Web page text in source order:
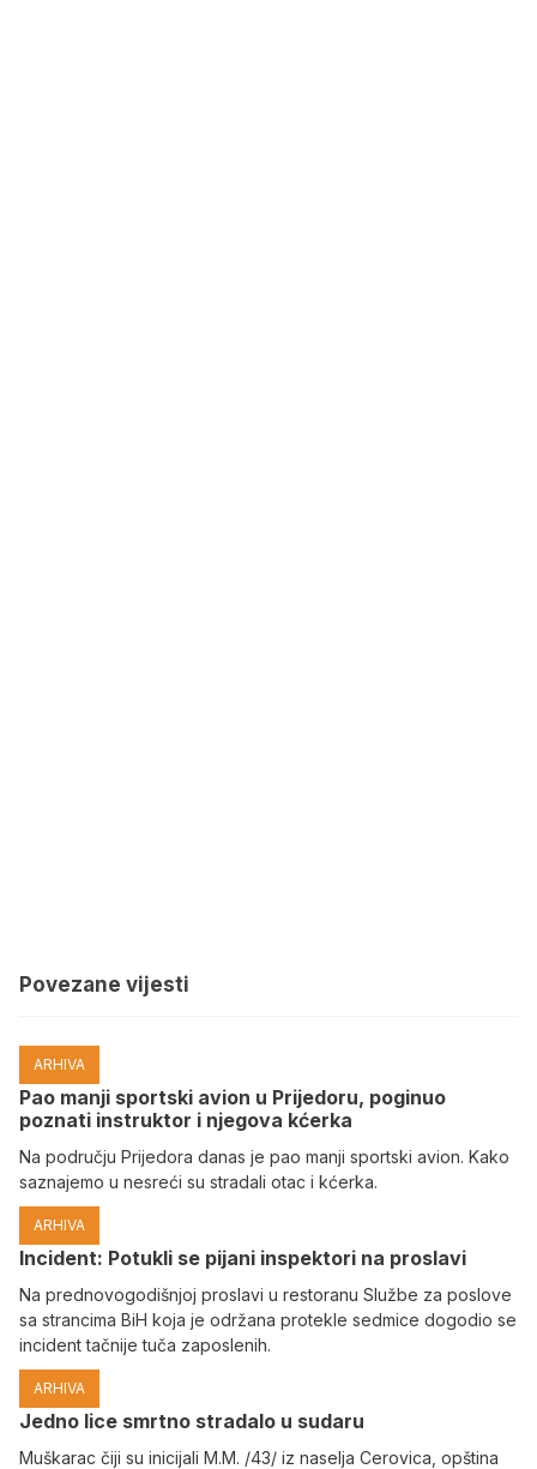
Povezane vijesti
ARHIVA
Pao manji sportski avion u Prijedoru, poginuo
poznati instruktor i njegova kćerka
Na području Prijedora danas je pao manji sportski avion. Kako
saznajemo u nesreći su stradali otac i kćerka.
ARHIVA
Incident: Potukli se pijani inspektori na proslavi
Na prednovogodišnjoj proslavi u restoranu Službe za poslove
sa strancima BiH koja je održana protekle sedmice dogodio se
incident tačnije tuča zaposlenih.
ARHIVA
Јedno lice smrtno stradalo u sudaru
Muškarac čiji su inicijali M.M. /43/ iz naselja Cerovica, opština